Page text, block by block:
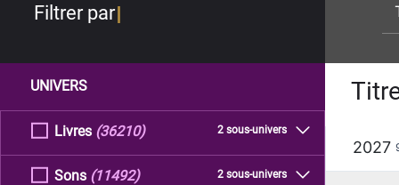
Filtrer par
UNIVERS
Livres 2 sous-univers
(36210)
Sons 2 sous-univers
(11492)
2027